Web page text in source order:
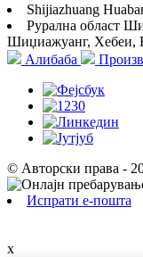
Shijiazhuang
Рурална област
Шиџиажуанг, Хебеи,
Алибаба
© Авторски права -
Испрати е-пошта
x